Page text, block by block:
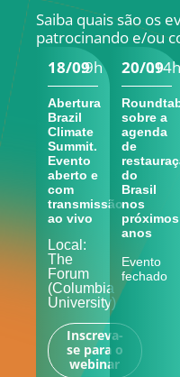
Saiba quais são os
patrocinando e/ou
18/09
.9h
Abertura
Brazil
Climate
Summit.
Evento
aberto e
com
transmissão
ao vivo
Local:
The
Forum
(Columbia
University)
Inscreva-
se para o
webinar
20/09
.14h
sobre a
agenda
de
do
Brasil
nos
próximos
anos
Evento
fechado